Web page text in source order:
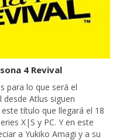
4 Revival
para lo que será el
desde Atlus siguen
título que llegará el 18
X|S y PC. Y en este
a Yukiko Amagi y a su